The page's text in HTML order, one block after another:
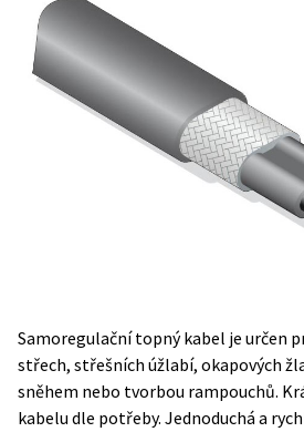
Samoregulační topný kabel je určen
střech, střešních úžlabí, okapových
sněhem nebo tvorbou rampouchů.
kabelu dle potřeby. Jednoduchá a